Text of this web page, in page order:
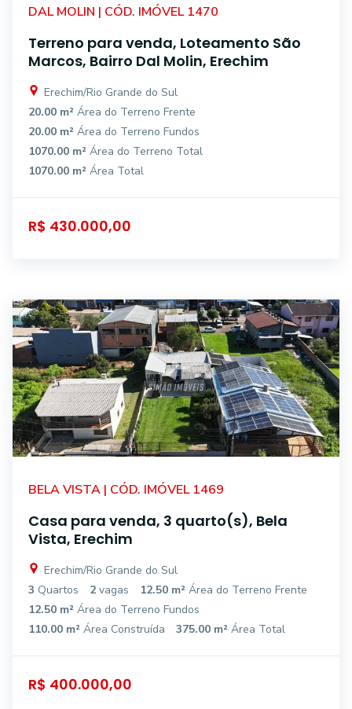
DAL MOLIN | CÓD. IMÓVEL 1470
Terreno para venda, Loteamento São
Marcos, Bairro Dal Molin, Erechim
Erechim/Rio Grande do Sul
20.00 m² Área do Terreno Frente
20.00 m² Área do Terreno Fundos
1070.00 m² Área do Terreno Total
1070.00 m² Área Total
R$ 430.000,00
BELA VISTA | CÓD. IMÓVEL 1469
Casa para venda, 3 quarto(s), Bela
Vista, Erechim
Erechim/Rio Grande do Sul
3 Quartos 2 vagas 12.50 m² Área do Terreno Frente
12.50 m² Área do Terreno Fundos
110.00 m² Área Construída 375.00 m² Área Total
R$ 400.000,00